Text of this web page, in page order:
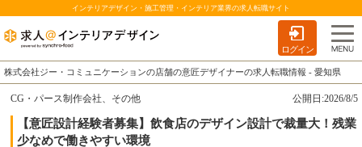
インテリアデザイン・施工管理・インテリア業界の求人転職サイト
ログイン
株式会社ジー・コミュニケーションの店舗の意匠デザイナーの求人転職情報 - 愛知県
CG・パース制作会社、その他 公開日:2026/8/5
【意匠設計経験者募集】飲食店のデザイン設計で裁量大！残業
少なめで働きやすい環境